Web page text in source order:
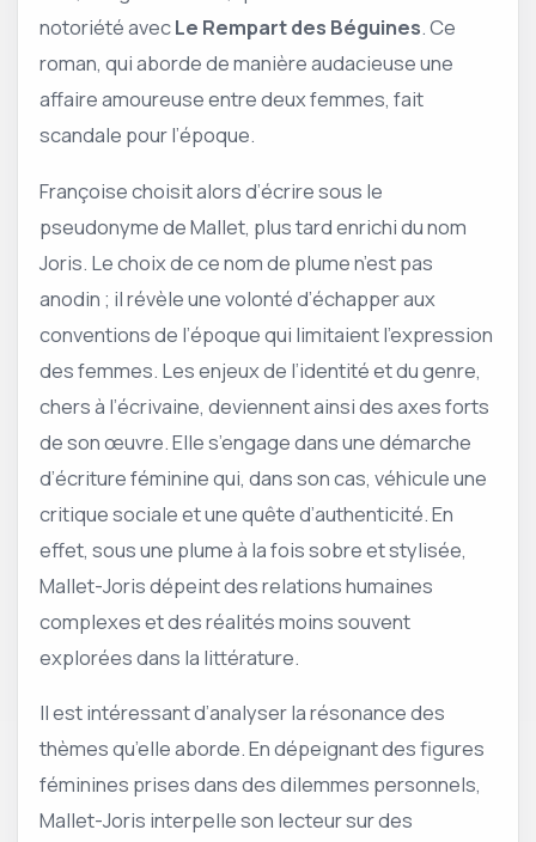
notoriété avecLe Rempart des Béguines. Ce
roman, qui aborde de manière audacieuse une
affaire amoureuse entre deux femmes, fait
scandale pour l’époque.
Françoise choisit alors d’écrire sous le
pseudonyme de Mallet, plus tard enrichi du nom
Joris. Le choix de ce nom de plume n’est pas
anodin ; il révèle une volonté d’échapper aux
conventions de l’époque qui limitaient l’expression
des femmes. Les enjeux de l’identité et du genre,
chers à l’écrivaine, deviennent ainsi des axes forts
de son œuvre. Elle s’engage dans une démarche
d’écriture féminine qui, dans son cas, véhicule une
critique sociale et une quête d’authenticité. En
effet, sous une plume à la fois sobre et stylisée,
Mallet-Joris dépeint des relations humaines
complexes et des réalités moins souvent
explorées dans la littérature.
Il est intéressant d’analyser la résonance des
thèmes qu’elle aborde. En dépeignant des figures
féminines prises dans des dilemmes personnels,
Mallet-Joris interpelle son lecteur sur des